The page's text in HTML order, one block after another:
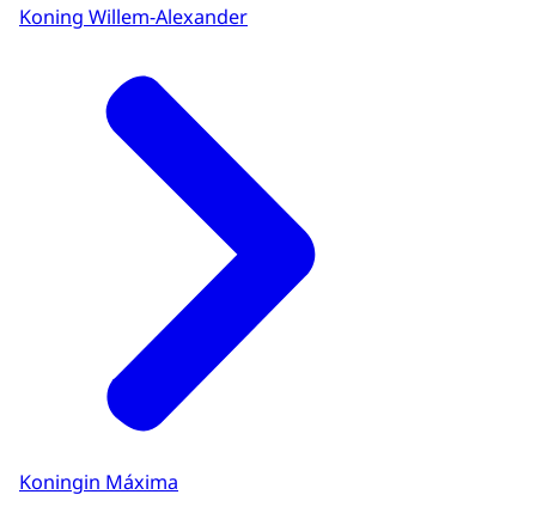
Koning Willem-Alexander
Koningin Máxima